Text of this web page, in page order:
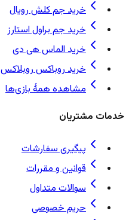
خرید جم کلش رویال
خرید جم براول استارز
خرید الماس هی دی
خرید روباکس روبلاکس
مشاهده همهٔ بازی‌ها
خدمات مشتریان
پیگیری سفارشات
قوانین و مقررات
سوالات متداول
حریم خصوصی